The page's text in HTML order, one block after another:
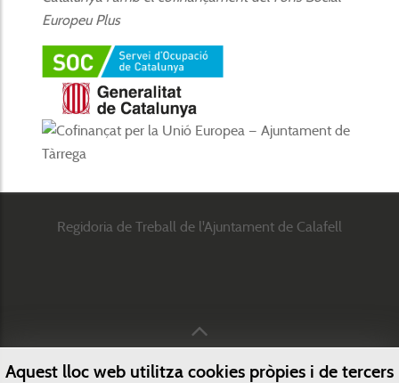
Europeu Plus
Regidoria de Treball de l'Ajuntament de Calafell
Aquest lloc web utilitza cookies pròpies i de tercers